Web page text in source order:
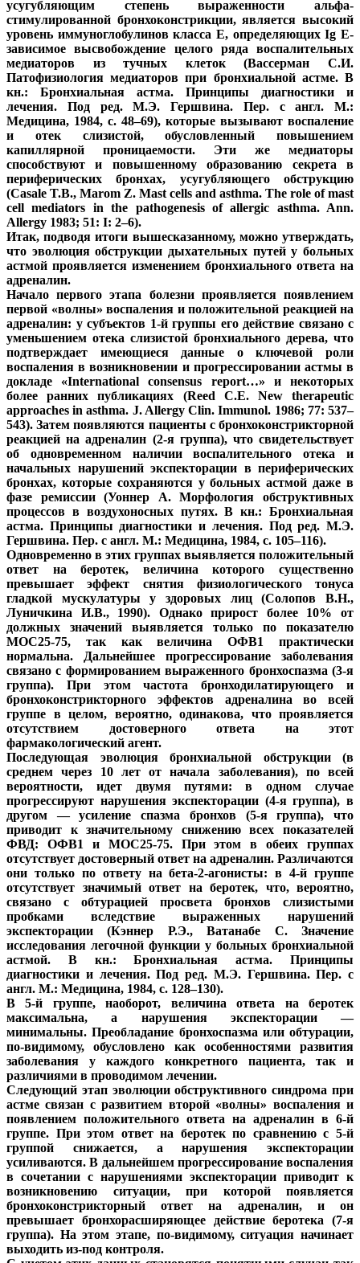
усугубляющим степень выраженности альфа-
стимулированной бронхоконстрикции, является высокий
уровень иммуноглобулинов класса E, определяющих Ig E-
зависимое высвобождение целого ряда воспалительных
медиаторов из тучных клеток (Вассерман С.И.
Патофизиология медиаторов при бронхиальной астме. В
кн.: Бронхиальная астма. Принципы диагностики и
лечения. Под ред. М.Э. Гершвина. Пер. с англ. М.:
Медицина, 1984, с. 48–69), которые вызывают воспаление
и отек слизистой, обусловленный повышением
капиллярной проницаемости. Эти же медиаторы
способствуют и повышенному образованию секрета в
периферических бронхах, усугубляющего обструкцию
(Casale T.B., Marom Z. Mast cells and asthma. The role of mast
cell mediators in the pathogenesis of allergic asthma. Ann.
Allergy 1983; 51: I: 2–6).
Итак, подводя итоги вышесказанному, можно утверждать,
что эволюция обструкции дыхательных путей у больных
астмой проявляется изменением бронхиального ответа на
адреналин.
Начало первого этапа болезни проявляется появлением
первой «волны» воспаления и положительной реакцией на
адреналин: у субъектов 1-й группы его действие связано с
уменьшением отека слизистой бронхиального дерева, что
подтверждает имеющиеся данные о ключевой роли
воспаления в возникновении и прогрессировании астмы в
докладе «International consensus report…» и некоторых
более ранних публикациях (Reed C.E. New therapeutic
approaches in asthma. J. Allergy Clin. Immunol. 1986; 77: 537–
543). Затем появляются пациенты с бронхоконстрикторной
реакцией на адреналин (2-я группа), что свидетельствует
об одновременном наличии воспалительного отека и
начальных нарушений экспекторации в периферических
бронхах, которые сохраняются у больных астмой даже в
фазе ремиссии (Уоннер А. Морфология обструктивных
процессов в воздухоносных путях. В кн.: Бронхиальная
астма. Принципы диагностики и лечения. Под ред. М.Э.
Гершвина. Пер. с англ. М.: Медицина, 1984, с. 105–116).
Одновременно в этих группах выявляется положительный
ответ на беротек, величина которого существенно
превышает эффект снятия физиологического тонуса
гладкой мускулатуры у здоровых лиц (Солопов В.Н.,
Луничкина И.В., 1990). Однако прирост более 10% от
должных значений выявляется только по показателю
МОС25-75, так как величина ОФВ1 практически
нормальна. Дальнейшее прогрессирование заболевания
связано с формированием выраженного бронхоспазма (3-я
группа). При этом частота бронходилатирующего и
бронхоконстрикторного эффектов адреналина во всей
группе в целом, вероятно, одинакова, что проявляется
отсутствием достоверного ответа на этот
фармакологический агент.
Последующая эволюция бронхиальной обструкции (в
среднем через 10 лет от начала заболевания), по всей
вероятности, идет двумя путями: в одном случае
прогрессируют нарушения экспекторации (4-я группа), в
другом — усиление спазма бронхов (5-я группа), что
приводит к значительному снижению всех показателей
ФВД: ОФВ1 и МОС25-75. При этом в обеих группах
отсутствует достоверный ответ на адреналин. Различаются
они только по ответу на бета-2-агонисты: в 4-й группе
отсутствует значимый ответ на беротек, что, вероятно,
связано с обтурацией просвета бронхов слизистыми
пробками вследствие выраженных нарушений
экспекторации (Кэннер Р.Э., Ватанабе С. Значение
исследования легочной функции у больных бронхиальной
астмой. В кн.: Бронхиальная астма. Принципы
диагностики и лечения. Под ред. М.Э. Гершвина. Пер. с
англ. М.: Медицина, 1984, с. 128–130).
В 5-й группе, наоборот, величина ответа на беротек
максимальна, а нарушения экспекторации —
минимальны. Преобладание бронхоспазма или обтурации,
по-видимому, обусловлено как особенностями развития
заболевания у каждого конкретного пациента, так и
различиями в проводимом лечении.
Следующий этап эволюции обструктивного синдрома при
астме связан с развитием второй «волны» воспаления и
появлением положительного ответа на адреналин в 6-й
группе. При этом ответ на беротек по сравнению с 5-й
группой снижается, а нарушения экспекторации
усиливаются. В дальнейшем прогрессирование воспаления
в сочетании с нарушениями экспекторации приводит к
возникновению ситуации, при которой появляется
бронхоконстрикторный ответ на адреналин, и он
превышает бронхорасширяющее действие беротека (7-я
группа). На этом этапе, по-видимому, ситуация начинает
выходить из-под контроля.